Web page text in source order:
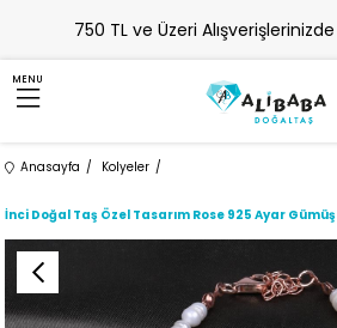
750 TL ve Üzeri
MENU
Anasayfa Kolyeler
İnci Doğal Taş Özel Tasarım Rose 925 Ayar